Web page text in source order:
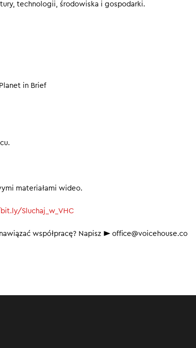
technologii, środowiska i gospodarki.
in Brief
materiałami wideo.
Sluchaj_w_VHC
współpracę? Napisz ► office@voicehouse.co